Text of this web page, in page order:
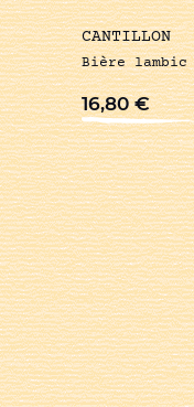
CANTILLON
Bière lambic
16,80€